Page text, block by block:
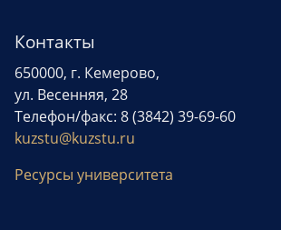
Контакты
650000, г. Кемерово,
ул. Весенняя, 28
Телефон/факс: 8 (3842) 39-69-60
kuzstu@kuzstu.ru
Ресурсы университета